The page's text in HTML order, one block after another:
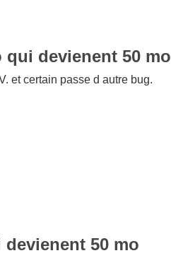
devienent 50 mo
et certain passe d autre bug.
50 mo